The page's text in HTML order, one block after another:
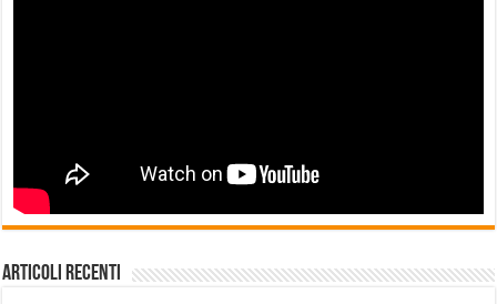
Articoli recenti